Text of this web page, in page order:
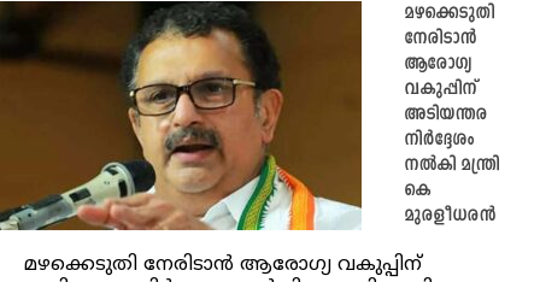
മഴക്കെടുതി
നേരിടാന്‍
ആരോഗ്യ
വകുപ്പിന്
അടിയന്തര
നിര്‍ദ്ദേശം
നല്‍കി മന്ത്രി
കെ
മുരളീധരൻ
മഴക്കെടുതി നേരിടാന്‍ ആരോഗ്യ വകുപ്പിന്